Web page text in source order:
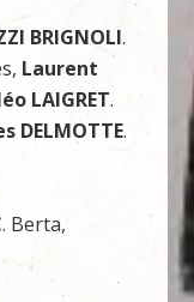
BRIGNOLI.
Laurent
LAIGRET.
DELMOTTE.
. Berta,